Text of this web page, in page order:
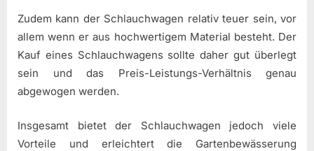
Zudem kann der Schlauchwagen relativ teuer sein, vor
allem wenn er aus hochwertigem Material besteht. Der
Kauf eines Schlauchwagens sollte daher gut überlegt
sein und das Preis-Leistungs-Verhältnis genau
abgewogen werden.
Insgesamt bietet der Schlauchwagen jedoch viele
Vorteile und erleichtert die Gartenbewässerung